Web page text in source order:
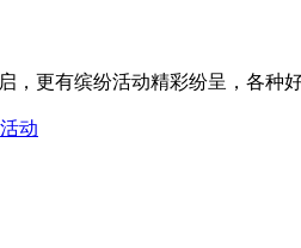
，更有缤纷活动精彩纷呈，各种
活动